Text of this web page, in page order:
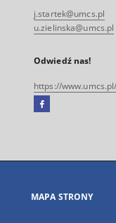
j.startek@umcs.pl
u.zielinska@umcs.pl
Odwiedź nas!
https://
Facebook
się
karcie
MAPA STRONY